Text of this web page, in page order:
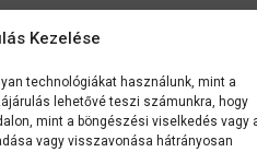
Kezelése
technológiákat használunk, mint a
lehetővé teszi számunkra, hogy
mint a böngészési viselkedés vagy
vagy visszavonása hátrányosan